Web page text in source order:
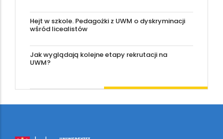
Hejt w szkole. Pedagożki z UWM o dyskryminacji
wśród licealistów
Jak wyglądają kolejne etapy rekrutacji na
UWM?